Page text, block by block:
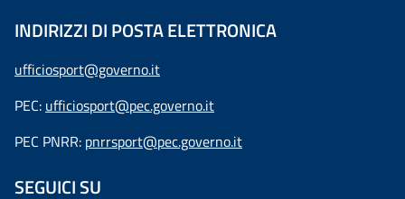
INDIRIZZI DI POSTA ELETTRONICA
ufficiosport@governo.it
PEC: ufficiosport@pec.governo.it
PEC PNRR: pnrrsport@pec.governo.it
SEGUICI SU